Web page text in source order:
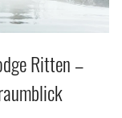
Ritten –